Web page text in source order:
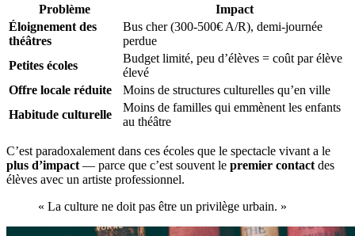
Problème
Impact
Éloignement des
théâtres
Bus cher (300-500€ A/R), demi-journée
perdue
Petites écoles
Budget limité, peu d’élèves = coût par élève
élevé
Offre locale réduite
Moins de structures culturelles qu’en ville
Habitude culturelle
Moins de familles qui emmènent les enfants
au théâtre
C’est paradoxalement dans ces écoles que le spectacle vivant a le
plus d’impact — parce que c’est souvent le premier contact des
élèves avec un artiste professionnel.
« La culture ne doit pas être un privilège urbain. »